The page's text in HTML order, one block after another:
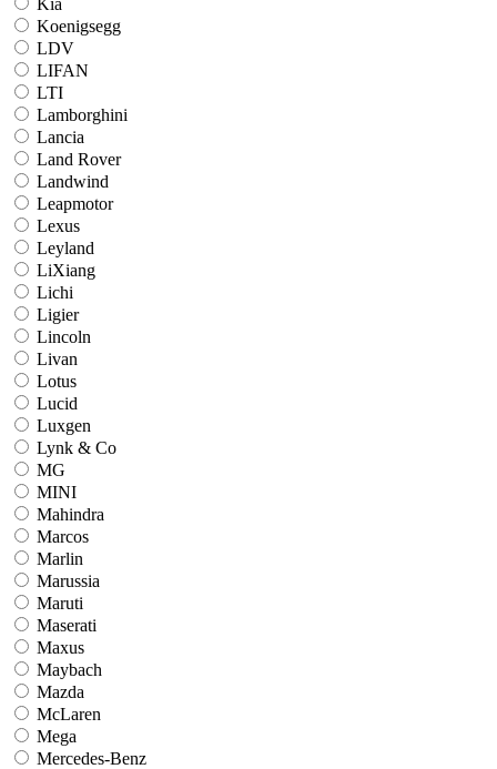
Koenigsegg
LDV
LIFAN
LTI
Lamborghini
Lancia
Land Rover
Landwind
Leapmotor
Lexus
Leyland
LiXiang
Lichi
Ligier
Lincoln
Livan
Lotus
Lucid
Luxgen
Lynk & Co
MG
MINI
Mahindra
Marcos
Marlin
Marussia
Maruti
Maserati
Maxus
Maybach
Mazda
McLaren
Mega
Mercedes-Benz